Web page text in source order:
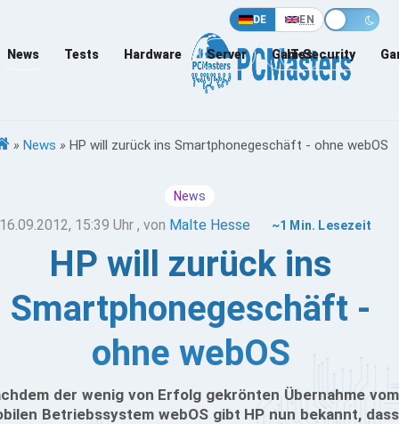
DE EN
News Tests Hardware Server Games
IT-Security
» News » HP will zurück ins Smartphonegeschäft - ohne webOS
News
15:39 Uhr , von Malte Hesse ~1 Min. Lesezeit
HP will zurück ins
Smartphonegeschäft -
ohne webOS
der wenig von Erfolg gekrönten Übernahme vom
Betriebssystem webOS gibt HP nun bekannt, dass